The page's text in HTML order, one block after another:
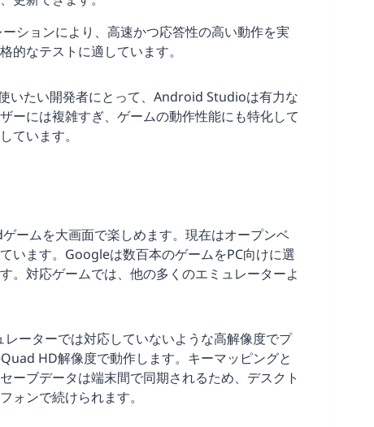
ションにより、高速かつ応答性の高い動作を実
的なテストに適しています。
いたい開発者にとって、Android Studioは有力な
ーには複雑すぎ、ゲームの動作性能にも特化して
ています。
ームを大画面で楽しめます。現在はオープンベ
います。Googleは数百本のゲームをPC向けに選
。対応ゲームでは、他の多くのエミュレーターよ
ーターでは対応していないような高解像度でプ
HD解像度で動作します。キーマッピングと
ーブデータは端末間で同期されるため、デスクト
ォンで続けられます。